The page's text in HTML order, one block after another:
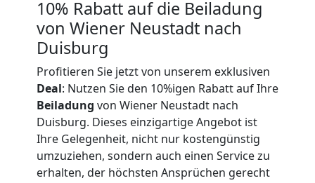
10% Rabatt auf die Beiladung
von Wiener Neustadt nach
Duisburg
Profitieren Sie jetzt von unserem exklusiven
Deal: Nutzen Sie den 10%igen Rabatt auf Ihre
Beiladung von Wiener Neustadt nach
Duisburg. Dieses einzigartige Angebot ist
Ihre Gelegenheit, nicht nur kostengünstig
umzuziehen, sondern auch einen Service zu
erhalten, der höchsten Ansprüchen gerecht
Umzug
für
Senioren
Wiener